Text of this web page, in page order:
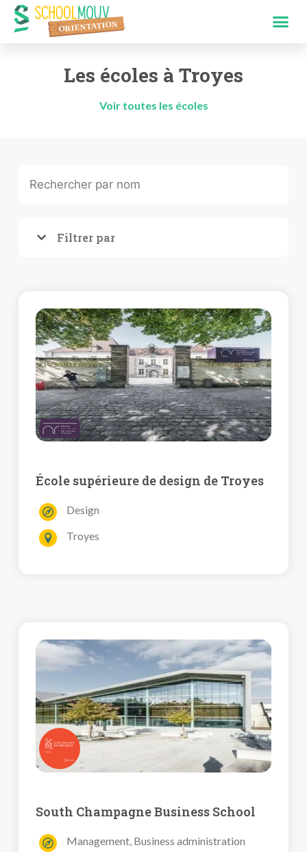
Les écoles à Troyes
Voir toutes les écoles
Filtrer par
École supérieure de design de Troyes
Design
Troyes
South Champagne Business School
Management, Business administration